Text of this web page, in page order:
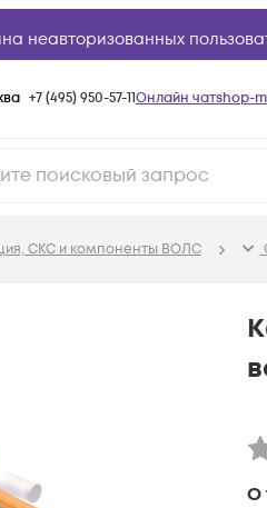
неавторизованных
+7 (495) 950-57-11Онлайн чатshop-
СКС и компоненты ВОЛС
О